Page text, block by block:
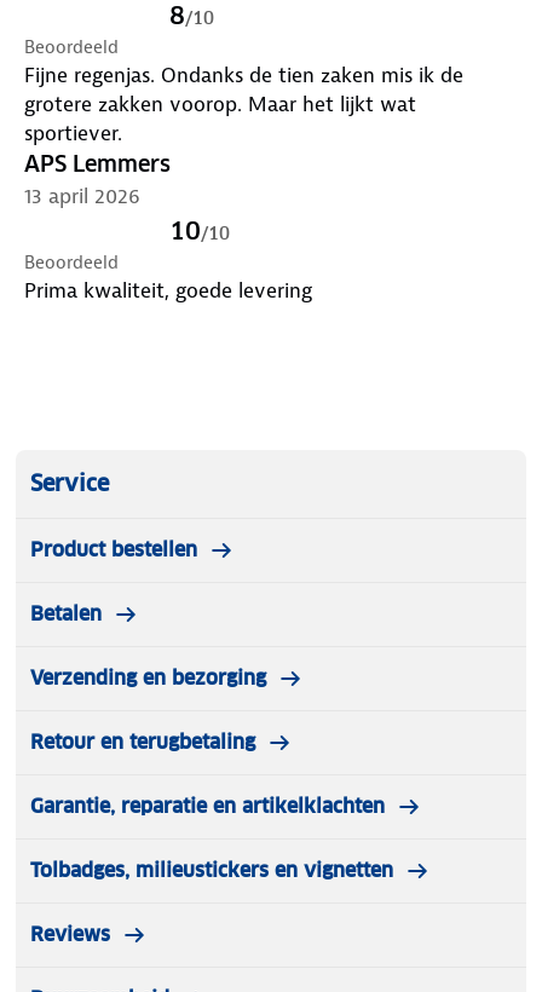
8/10
Beoordeeld
Fijne regenjas. Ondanks de tien zaken mis ik de
grotere zakken voorop. Maar het lijkt wat
sportiever.
APS Lemmers
13 april 2026
10/10
Beoordeeld
Prima kwaliteit, goede levering
Service
Product bestellen
Betalen
Verzending en bezorging
Retour en terugbetaling
Garantie, reparatie en artikelklachten
Tolbadges, milieustickers en vignetten
Reviews